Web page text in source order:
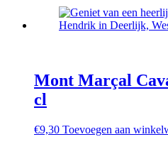
Mont Marçal
cl
€9,30 Toevoegen aan